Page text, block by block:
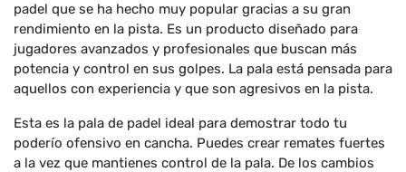
padel que se ha hecho muy popular gracias a su gran
rendimiento en la pista. Es un producto diseñado para
jugadores avanzados y profesionales que buscan más
potencia y control en sus golpes. La pala está pensada para
aquellos con experiencia y que son agresivos en la pista.
Esta es la pala de padel ideal para demostrar todo tu
poderío ofensivo en cancha. Puedes crear remates fuertes
a la vez que mantienes control de la pala. De los cambios